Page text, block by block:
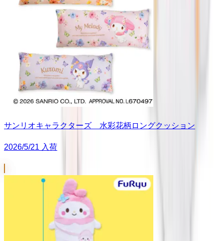
サンリオキャラクターズ 水彩花柄ロングクッション
2026/5/21 入荷